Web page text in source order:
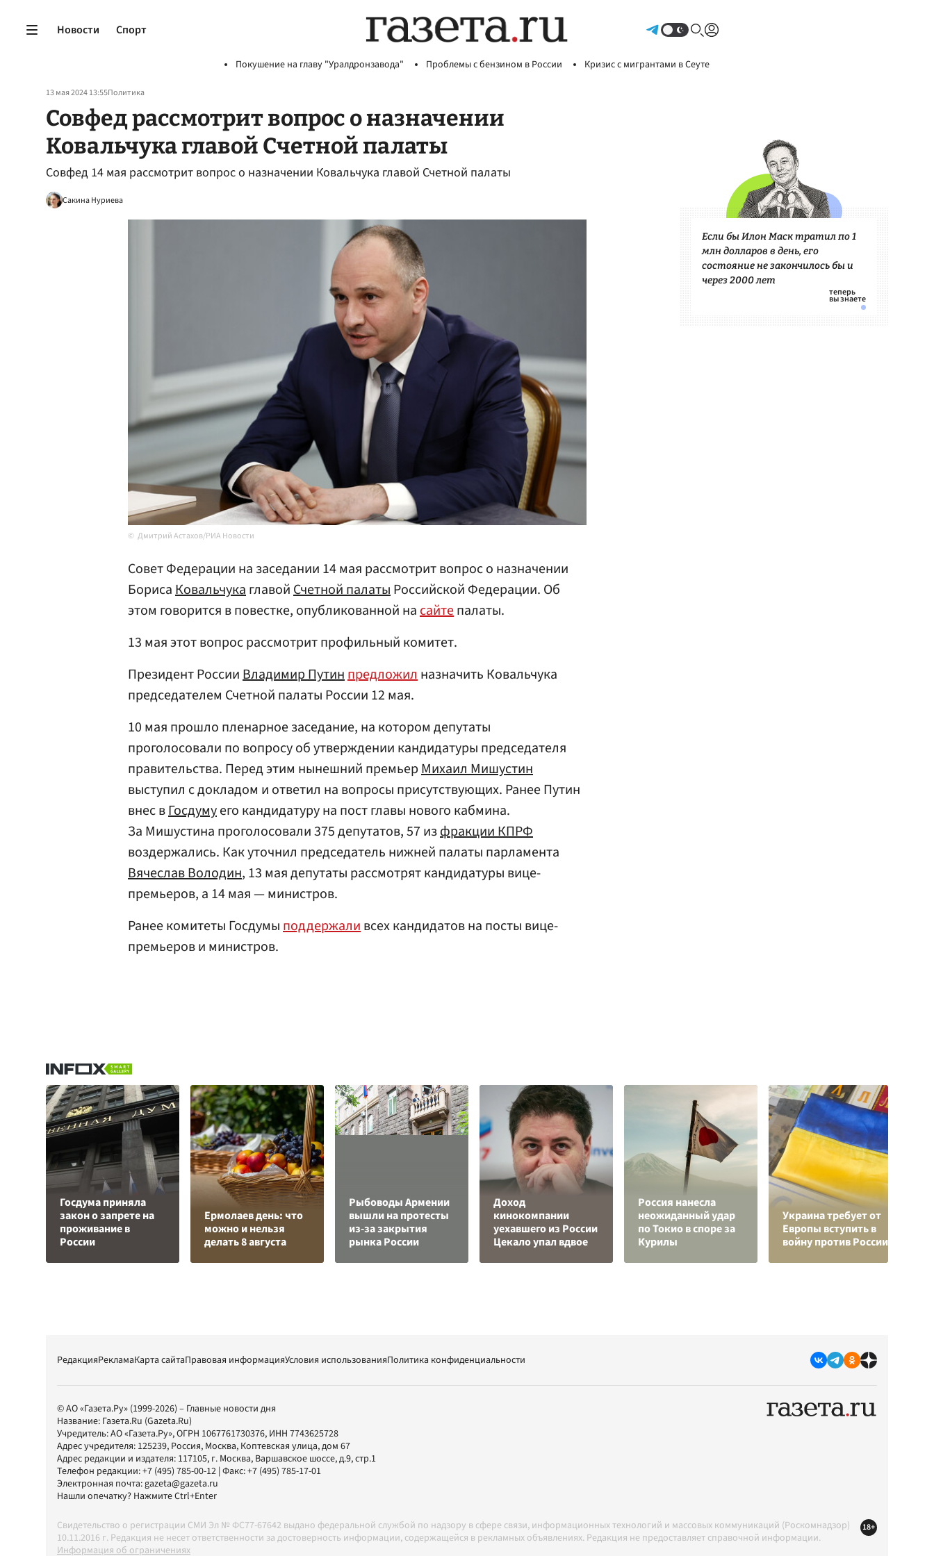
Новости Спорт
Покушение на главу "Уралдронзавода" Проблемы с бензином в России Кризис с мигрантами в Сеуте
13 мая 2024 13:55Политика
Совфед рассмотрит вопрос о назначении
Ковальчука главой Счетной палаты
Совфед 14 мая рассмотрит вопрос о назначении Ковальчука главой Счетной палаты
Сакина Нуриева
Дмитрий Астахов/РИА Новости
Совет Федерации на заседании 14 мая рассмотрит вопрос о назначении
БорисаКовальчукаглавойСчетной палатыРоссийской Федерации. Об
этом говорится в повестке, опубликованной насайтепалаты.
13 мая этот вопрос рассмотрит профильный комитет.
Президент РоссииВладимир Путинпредложилназначить Ковальчука
председателем Счетной палаты России 12 мая.
10 мая прошло пленарное заседание, на котором депутаты
проголосовали по вопросу об утверждении кандидатуры председателя
правительства. Перед этим нынешний премьерМихаил Мишустин
выступил с докладом и ответил на вопросы присутствующих. Ранее Путин
внес вГосдумуего кандидатуру на пост главы нового кабмина.
За Мишустина проголосовали 375 депутатов, 57 изфракции КПРФ
воздержались. Как уточнил председатель нижней палаты парламента
Вячеслав Володин, 13 мая депутаты рассмотрят кандидатуры вице-
премьеров, а 14 мая — министров.
Ранее комитеты Госдумыподдержаливсех кандидатов на посты вице-
премьеров и министров.
Если бы Илон Маск тратил по 1
млн долларов в день, его
состояние не закончилось бы и
через 2000 лет
Госдума приняла
закон о запрете на
проживание в
России
Ермолаев день: что
можно и нельзя
делать 8 августа
Рыбоводы Армении
вышли на протесты
из-за закрытия
рынка России
Доход
кинокомпании
уехавшего из России
Цекало упал вдвое
Россия нанесла
неожиданный удар
по Токио в споре за
Курилы
Украина требует от
Европы вступить в
войну против России
РедакцияРекламаКарта сайтаПравовая информацияУсловия использованияПолитика конфиденциальности
© АО «Газета.Ру» (1999-2026) – Главные новости дня
Название: Газета.Ru (Gazeta.Ru)
Учредитель:АО «Газета.Ру», ОГРН 1067761730376, ИНН 7743625728
Адрес учредителя: 125239, Россия, Москва, Коптевская улица, дом 67
Адрес редакции и издателя: 117105, г. Москва, Варшавское шоссе, д.9, стр.1
Телефон редакции:+7 (495) 785-00-12 | Факс:+7 (495) 785-17-01
Электронная почта:gazeta@gazeta.ru
Нашли опечатку? Нажмите Ctrl+Enter
Свидетельство о регистрации СМИ Эл № ФС77-67642 выдано федеральной службой по надзору в сфере связи, информационных технологий и массовых коммуникаций (Роскомнадзор)
10.11.2016 г. Редакция не несет ответственности за достоверность информации, содержащейся в рекламных объявлениях. Редакция не предоставляет справочной информации.
Информация об ограничениях
18+